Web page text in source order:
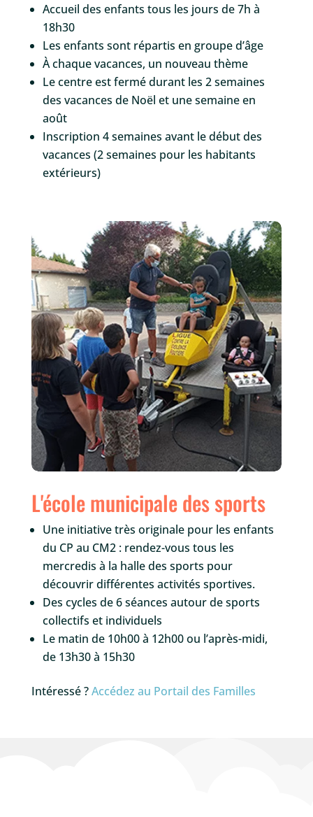
Accueil des enfants tous les jours de 7h à
18h30
Les enfants sont répartis en groupe d’âge
À chaque vacances, un nouveau thème
Le centre est fermé durant les 2 semaines
des vacances de Noël et une semaine en
août
Inscription 4 semaines avant le début des
vacances (2 semaines pour les habitants
extérieurs)
L'école municipale des sports
Une initiative très originale pour les enfants
du CP au CM2 : rendez-vous tous les
mercredis à la halle des sports pour
découvrir différentes activités sportives.
Des cycles de 6 séances autour de sports
collectifs et individuels
Le matin de 10h00 à 12h00 ou l’après-midi,
de 13h30 à 15h30
Intéressé ?Accédez au Portail des Familles